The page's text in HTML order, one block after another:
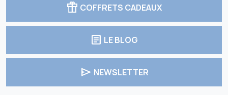
featured_seasonal_and_gifts COFFRETS CADEAUX
article LE BLOG
send NEWSLETTER